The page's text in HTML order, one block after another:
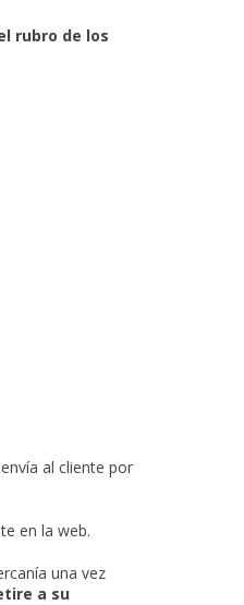
rubro de los
al cliente por
en la web.
una vez
a su